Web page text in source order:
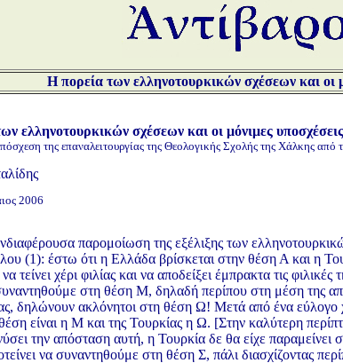
Η πορεία των ελληνοτουρκικών σχέσεων και οι
ελληνοτουρκικών σχέσεων και οι μόνιμες
της επαναλειτουργίας της Θεολογικής Σχολής της Χάλκης
2006
παρομοίωση της εξέλιξης των
(1): έστω ότι η Ελλάδα βρίσκεται στην θέση Α και η
τείνει χέρι φιλίας και να αποδείξει έμπρακτα τις
στη θέση Μ, δηλαδή περίπου στη μέση της
δηλώνουν ακλόνητοι στη θέση Ω! Μετά από ένα εύλογο
θέση είναι η Μ και της Τουρκίας η Ω. [Στην καλύτερη
την απόσταση αυτή, η Τουρκία δε θα είχε
να συναντηθούμε στη θέση Σ, πάλι διασχίζοντας